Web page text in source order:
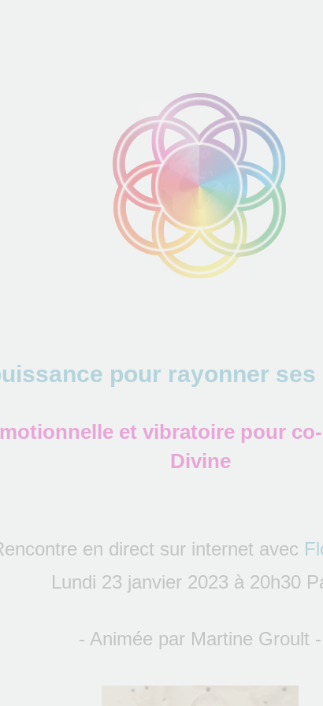
pour rayonner
et vibratoire pour
Divine
en direct sur internet avec
Lundi 23 janvier 2023 à 20h30
- Animée par Martine Groult -